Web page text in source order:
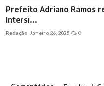
Prefeito Adriano Ramos
Intersi...
Redação Janeiro 26, 2025 0